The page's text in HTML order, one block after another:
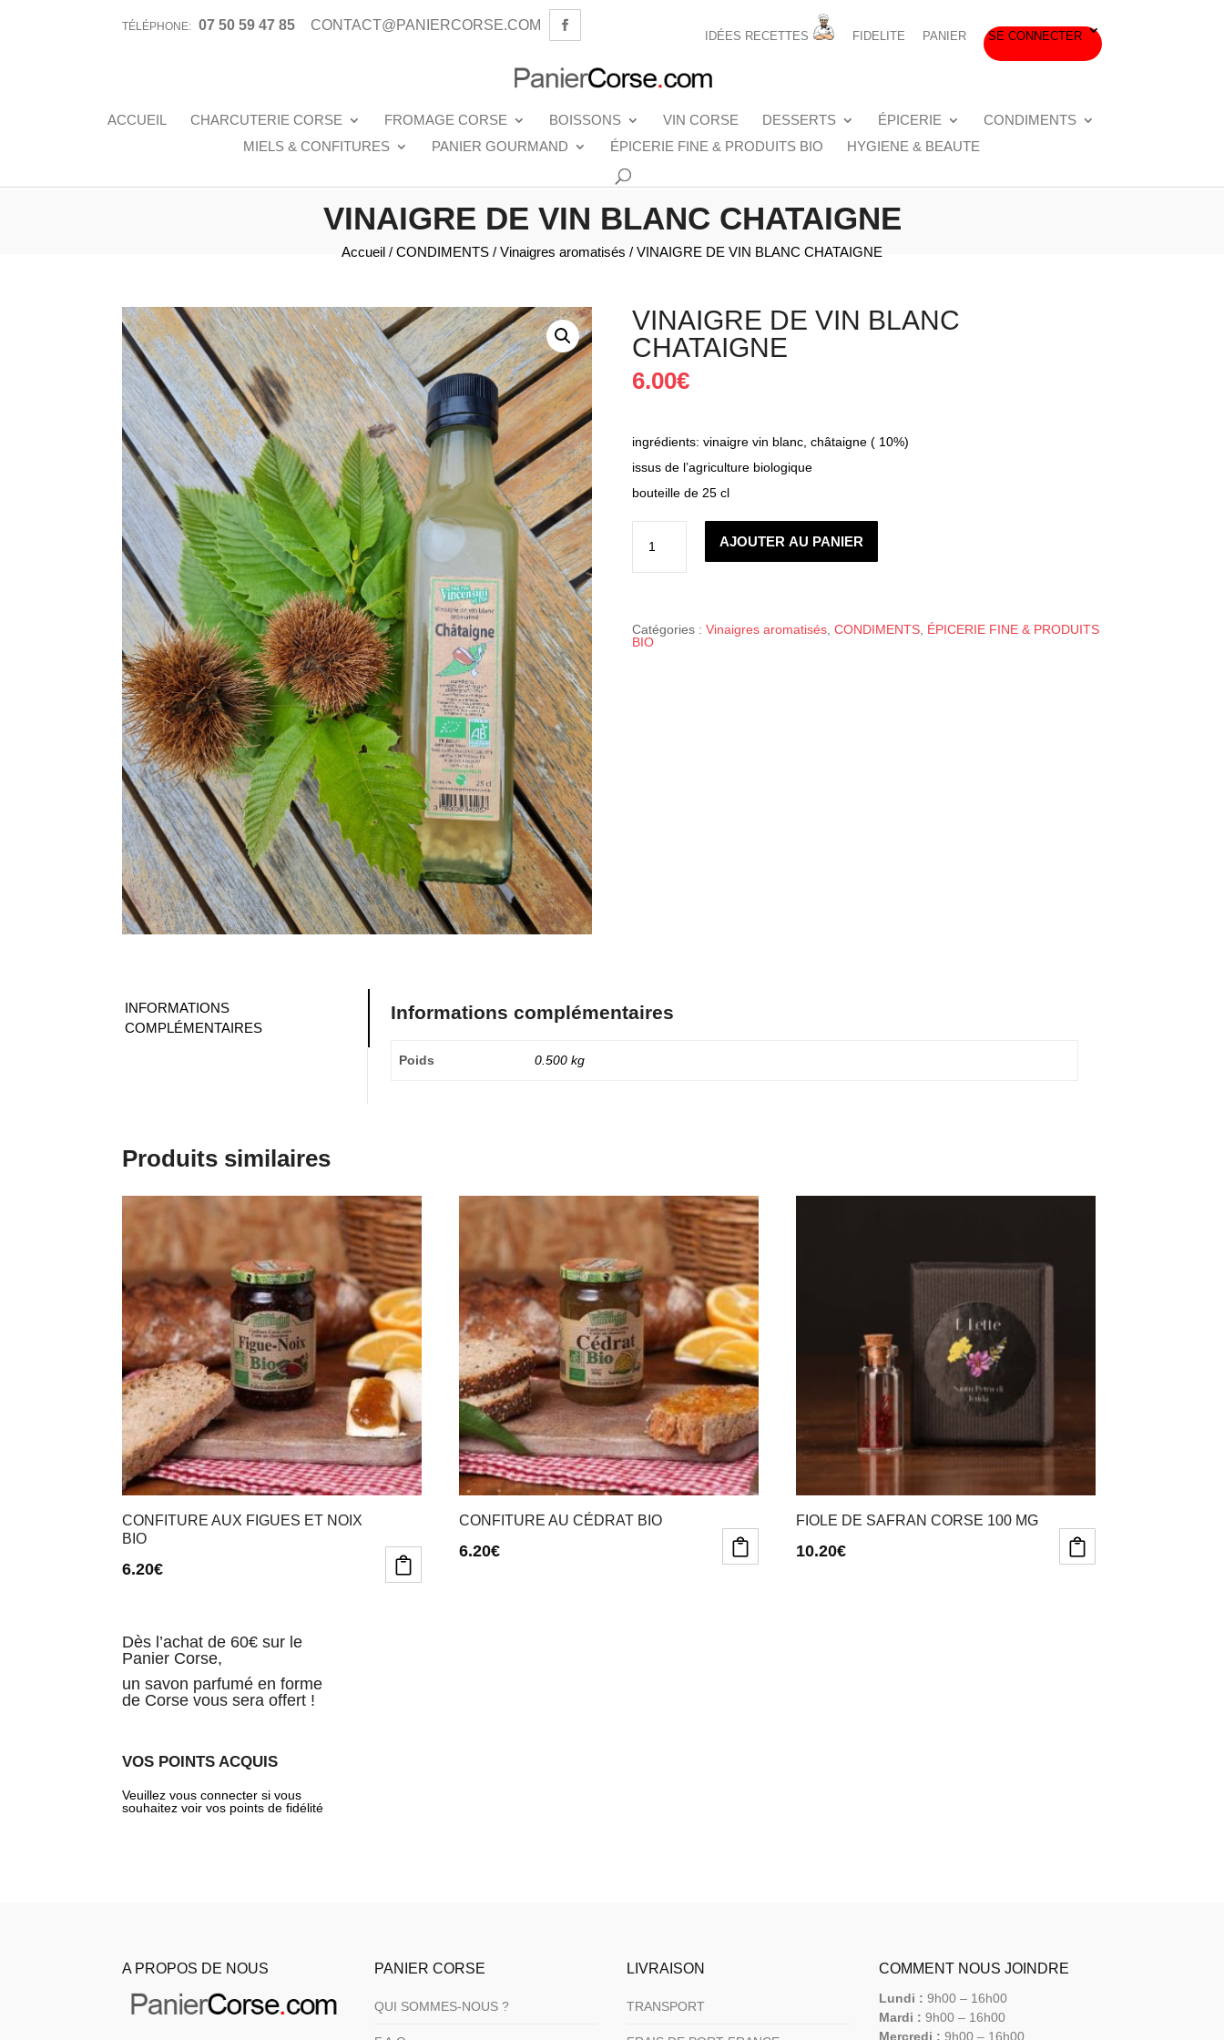
TÉLÉPHONE: 07 50 59 47 85 CONTACT@PANIERCORSE.COM
IDÉES RECETTES FIDELITE PANIER SE CONNECTER
ACCUEIL CHARCUTERIE CORSE FROMAGE CORSE BOISSONS VIN CORSE DESSERTS ÉPICERIE
CONDIMENTS
MIELS & CONFITURES
PANIER GOURMAND ÉPICERIE FINE & PRODUITS BIO HYGIENE & BEAUTE
VINAIGRE DE VIN BLANC CHATAIGNE
Accueil / CONDIMENTS / Vinaigres aromatisés / VINAIGRE DE VIN BLANC CHATAIGNE
VINAIGRE DE VIN BLANC
CHATAIGNE
6.00€
ingrédients: vinaigre vin blanc, châtaigne ( 10%)
issus de l’agriculture biologique
bouteille de 25 cl
quantité
VINAIGRE
VIN
AJOUTER AU PANIER
Catégories : Vinaigres aromatisés, CONDIMENTS, ÉPICERIE FINE & PRODUITS
BIO
INFORMATIONS
COMPLÉMENTAIRES
Informations complémentaires
Poids 0.500 kg
Produits similaires
CONFITURE AUX FIGUES ET NOIX
BIO
6.20€
CONFITURE AU CÉDRAT BIO
6.20€
FIOLE DE SAFRAN CORSE 100 MG
10.20€
Dès l’achat de 60€ sur le
Panier Corse,
un savon parfumé en forme
de Corse vous sera offert !
VOS POINTS ACQUIS
Veuillez vous connecter si vous
souhaitez voir vos points de fidélité
A PROPOS DE NOUS PANIER CORSE
QUI SOMMES-NOUS ?
LIVRAISON
TRANSPORT
COMMENT NOUS JOINDRE
Lundi : 9h00 – 16h00
Mardi : 9h00 – 16h00
Mercredi : 9h00 – 16h00